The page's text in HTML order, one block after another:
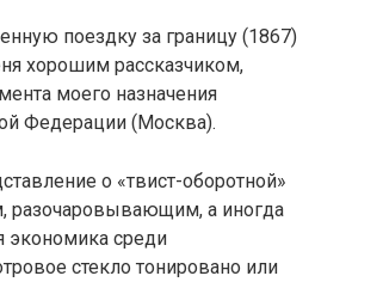
поездку за границу (1867)
хорошим рассказчиком,
моего назначения
Федерации (Москва).
о «твист-оборотной»
разочаровывающим, а иногда
экономика среди
стекло тонировано или